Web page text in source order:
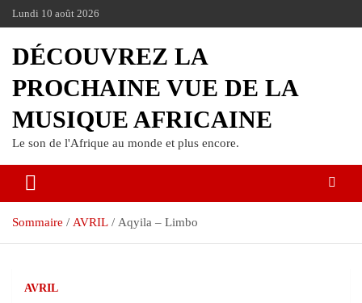
Lundi 10 août 2026
DÉCOUVREZ LA
PROCHAINE VUE DE LA
MUSIQUE AFRICAINE
Le son de l'Afrique au monde et plus encore.
Sommaire AVRIL Aqyila – Limbo
AVRIL